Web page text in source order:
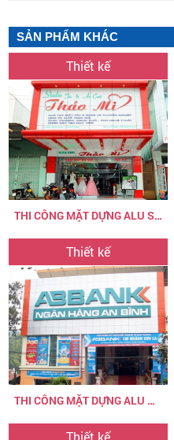
SẢN PHẨM KHÁC
Thiết kế
THI CÔNG MẶT DỰNG ALU STUDIO ÁO CƯỚI
Thiết kế
THI CÔNG MẶT DỰNG ALU NGÂN HÀNG